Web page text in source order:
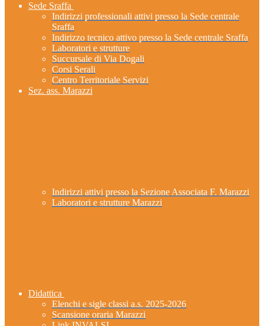
Sede Sraffa
Indirizzi professionali attivi presso la Sede centrale
Sraffa
Indirizzo tecnico attivo presso la Sede centrale Sraffa
Laboratori e strutture
Succursale di Via Dogali
Corsi Serali
Centro Territoriale Servizi
Sez. ass. Marazzi
Indirizzi attivi presso la Sezione Associata F. Marazzi
Laboratori e strutture Marazzi
Didattica
Elenchi e sigle classi a.s. 2025-2026
Scansione oraria Marazzi